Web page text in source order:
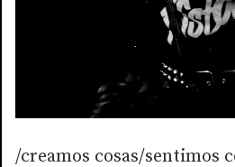
/creamos cosas/sentimos